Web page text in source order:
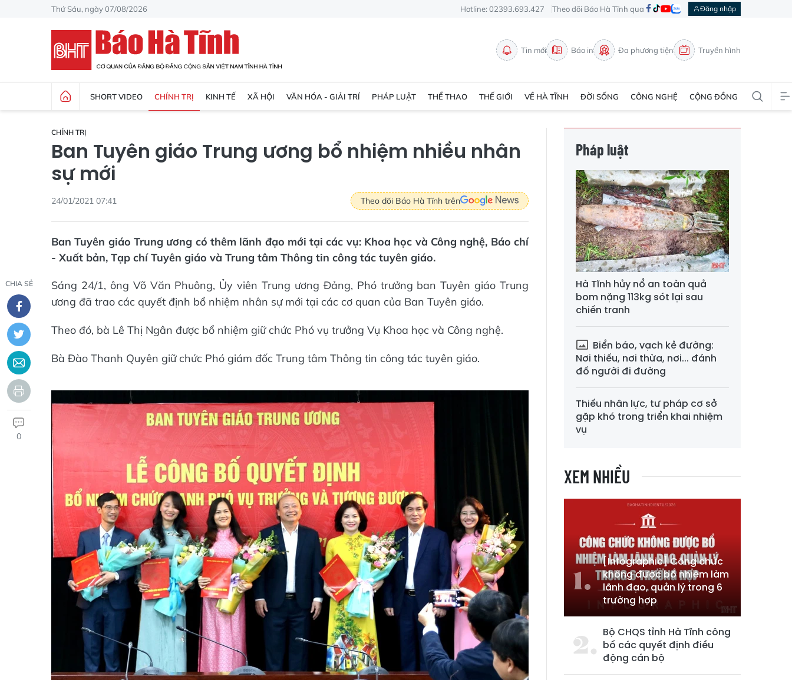
Thứ Sáu, ngày 07/08/2026 Hotline: 02393.693.427 Theo dõi Báo Hà Tĩnh qua Đăng nhập
Tin mới Báo in Đa phương tiện Truyền hình
SHORT VIDEO CHÍNH TRỊ KINH TẾ XÃ HỘI VĂN HÓA - GIẢI TRÍ PHÁP LUẬT THỂ THAO THẾ GIỚI VỀ HÀ TĨNH ĐỜI SỐNG CÔNG NGHỆ CỘNG ĐỒNG
CHÍNH TRỊ
Ban Tuyên giáo Trung ương bổ nhiệm nhiều nhân
sự mới
24/01/2021 07:41 Theo dõi Báo Hà Tĩnh trên
Ban Tuyên giáo Trung ương có thêm lãnh đạo mới tại các vụ: Khoa học và Công nghệ, Báo chí
- Xuất bản, Tạp chí Tuyên giáo và Trung tâm Thông tin công tác tuyên giáo.
CHIA SẺ
0
Sáng 24/1, ông Võ Văn Phuông, Ủy viên Trung ương Đảng, Phó trưởng ban Tuyên giáo Trung
ương đã trao các quyết định bổ nhiệm nhân sự mới tại các cơ quan của Ban Tuyên giáo.
Theo đó, bà Lê Thị Ngân được bổ nhiệm giữ chức Phó vụ trưởng Vụ Khoa học và Công nghệ.
Bà Đào Thanh Quyên giữ chức Phó giám đốc Trung tâm Thông tin công tác tuyên giáo.
Pháp luật
Hà Tĩnh hủy nổ an toàn quả
bom nặng 113kg sót lại sau
chiến tranh
Biển báo, vạch kẻ đường:
Nơi thiếu, nơi thừa, nơi... đánh
đố người đi đường
Thiếu nhân lực, tư pháp cơ sở
gặp khó trong triển khai nhiệm
vụ
XEM NHIỀU
[Infographic] Công chức
không được bổ nhiệm làm
lãnh đạo, quản lý trong 6
trường hợp
Bộ CHQS tỉnh Hà Tĩnh công
bố các quyết định điều
động cán bộ